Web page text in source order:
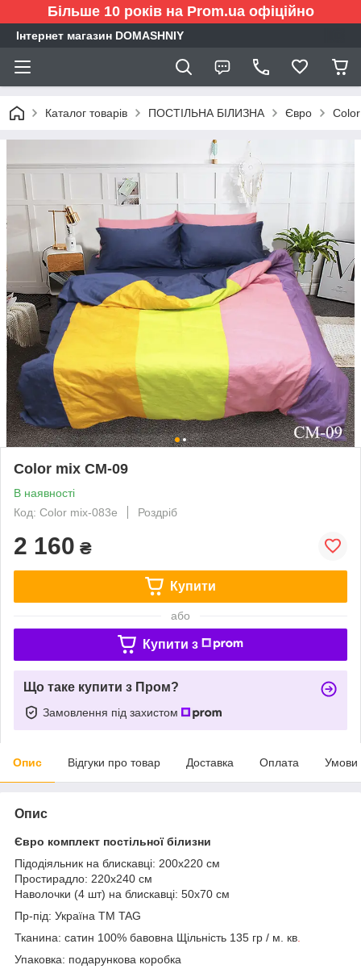
Більше 10 років на Prom.ua офіційно
Інтернет магазин DOMASHNIY
Каталог товарів ПОСТІЛЬНА БІЛИЗНА Євро
Color mix CM-09
В наявності
Код: Color mix-083е
Роздріб
2 160 ₴
Купити
або
Купити з
Що таке купити з Пром?
Замовлення під захистом
Опис Відгуки про товар Доставка Оплата Умови
Опис
Євро комплект постільної білизни
Підодіяльник на блискавці: 200x220 см
Простирадло: 220x240 см
Наволочки (4 шт) на блискавці: 50х70 см
Пр-під: Україна ТМ TAG
Тканина: сатин 100% бавовна Щільність 135 гр / м. кв
Упаковка: подарункова коробка